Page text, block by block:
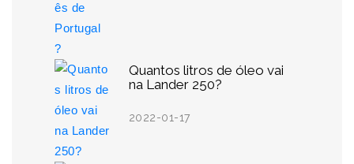
Quantos litros de óleo vai
na Lander 250?
2022-01-17